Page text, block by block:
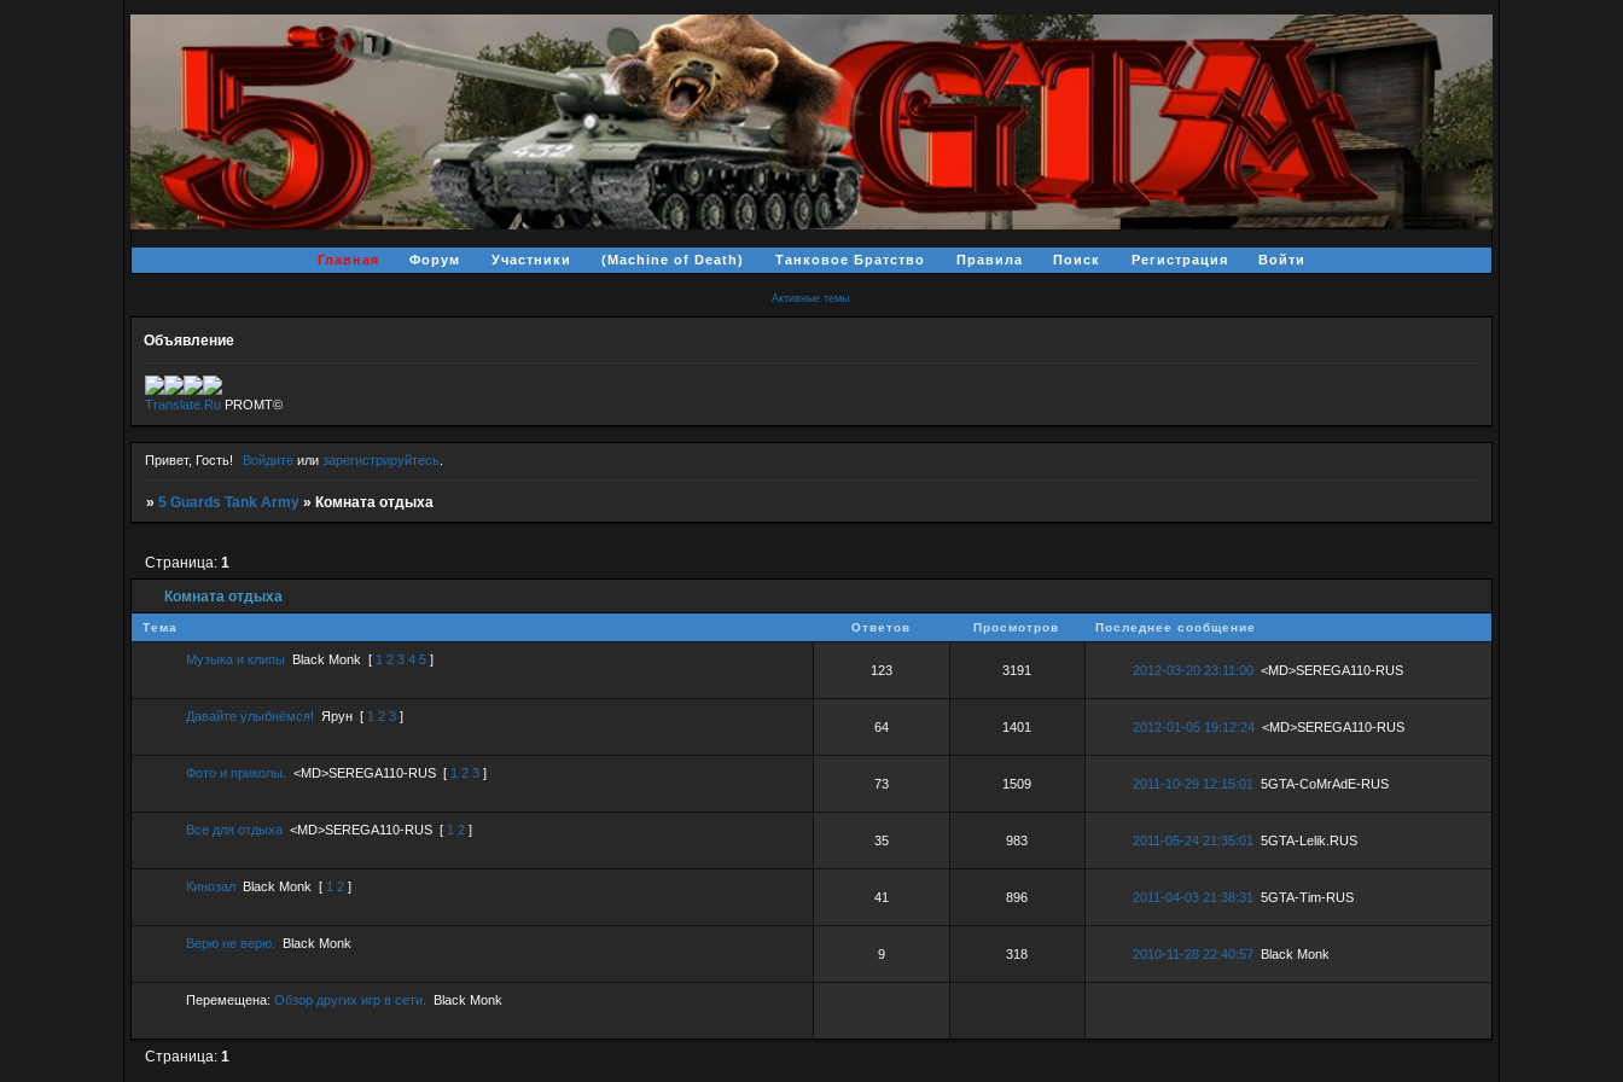
Главная Форум Участники (Machine of Death) Танковое Братство Правила Поиск Регистрация Войти
Активные темы
Объявление
Translate.RuPROMT©
Привет, Гость! Войдите илизарегистрируйтесь.
» 5 Guards Tank Army » Комната отдыха
Комната отдыха
Страница: 1
Тема Ответов Просмотров Последнее сообщение
Музыка и клипы Black Monk [ 1 2 3 4 5 ]
123 3191 2012-03-20 23:11:00 <MD>SEREGA110-RUS
Давайте улыбнёмся! Ярун [ 1 2 3 ]
64 1401 2012-01-05 19:12:24 <MD>SEREGA110-RUS
Фото и приколы. <MD>SEREGA110-RUS [ 1 2 3 ]
73 1509 2011-10-29 12:15:01 5GTA-CoMrAdE-RUS
Все для отдыха <MD>SEREGA110-RUS [ 1 2 ]
35 983 2011-05-24 21:35:01 5GTA-Lelik.RUS
Кинозал Black Monk [ 1 2 ]
41 896 2011-04-03 21:38:31 5GTA-Tim-RUS
Верю не верю. Black Monk
9 318 2010-11-28 22:40:57 Black Monk
Перемещена: Обзор других игр в сети. Black Monk
Страница: 1